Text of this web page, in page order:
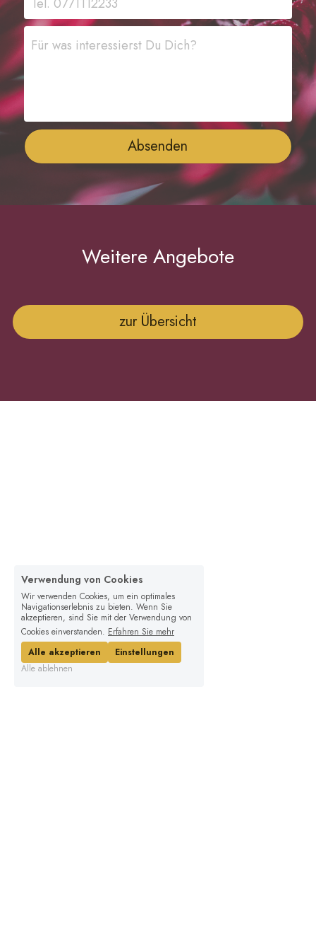
Für was interessierst Du Dich?
Absenden
Weitere Angebote
zur Übersicht
Verwendung von Cookies
Wir verwenden Cookies, um ein optimales
Navigationserlebnis zu bieten. Wenn Sie
akzeptieren, sind Sie mit der Verwendung von
Cookies einverstanden. Erfahren Sie mehr
Alle akzeptieren
Einstellungen
Alle ablehnen